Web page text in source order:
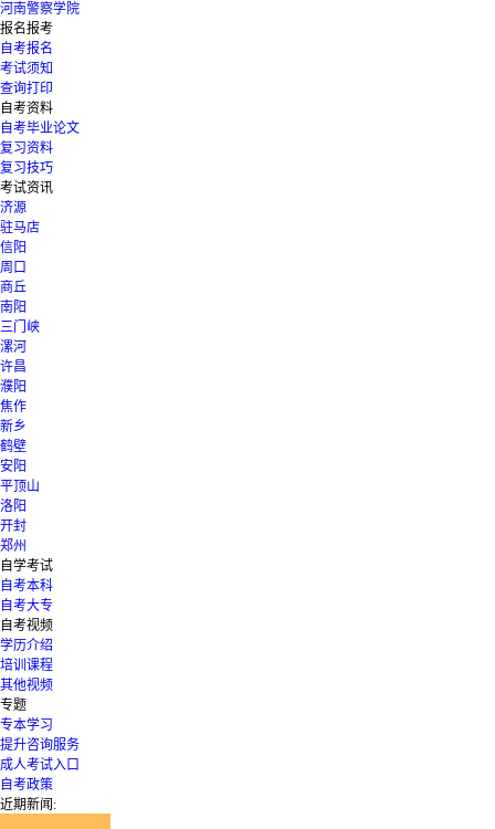
河南警察学院
报名报考
自考报名
考试须知
查询打印
自考资料
自考毕业论文
复习资料
复习技巧
考试资讯
济源
驻马店
信阳
周口
商丘
南阳
三门峡
漯河
许昌
濮阳
焦作
新乡
鹤壁
安阳
平顶山
洛阳
开封
郑州
自学考试
自考本科
自考大专
自考视频
学历介绍
培训课程
其他视频
专题
专本学习
提升咨询服务
成人考试入口
自考政策
近期新闻: